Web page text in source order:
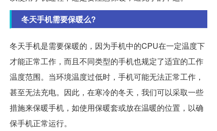
冬天手机需要保暖么?
冬天手机是需要保暖的，因为手机中的CPU在一定温度下
才能正常工作，而且不同类型的手机也规定了适宜的工作
温度范围。当环境温度过低时，手机可能无法正常工作，
甚至无法充电。因此，在寒冷的冬天，我们可以采取一些
措施来保暖手机，如使用保暖套或放在温暖的位置，以确
保手机正常运行。